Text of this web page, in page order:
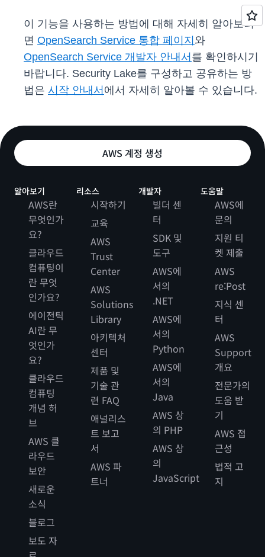
이 기능을 사용하는 방법에 대해 자세히 알아보려
면 OpenSearch Service 통합 페이지 와
OpenSearch Service 개발자 안내서 를 확인하시기
바랍니다. Security Lake를 구성하고 공유하는 방
법은 시작 안내서 에서 자세히 알아볼 수 있습니다.
AWS 계정 생성
알아보기
AWS란
무엇인가
요?
클라우드
컴퓨팅이
란 무엇
인가요?
에이전틱
AI란 무
엇인가
요?
클라우드
컴퓨팅
개념 허
브
AWS 클
라우드
보안
새로운
소식
블로그
보도 자
리소스
시작하기
교육
AWS
Trust
Center
AWS
Solutions
Library
아키텍처
센터
제품 및
기술 관
련 FAQ
애널리스
트 보고
서
AWS 파
트너
개발자
빌더 센
터
SDK 및
도구
AWS에
서의
.NET
AWS에
서의
Python
AWS에
서의
Java
AWS 상
의 PHP
AWS 상
의
JavaScript
도움말
AWS에
문의
지원 티
켓 제출
AWS
re:Post
지식 센
터
AWS
Support
개요
전문가의
도움 받
기
AWS 접
근성
법적 고
지